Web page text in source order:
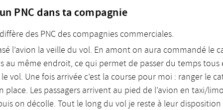
PNC dans ta compagnie
des PNC des compagnies commerciales.
l’avion la veille du vol. En amont on aura commandé le
au même endroit, ce qui permet de passer du temps
vol. Une fois arrivée c’est la course pour moi : ranger le
Les passagers arrivent au pied de l’avion en taxi/
on décolle. Tout le long du vol je reste à leur